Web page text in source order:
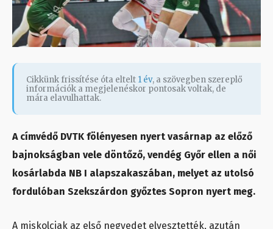
Cikkünk frissítése óta eltelt 1 év, a szövegben szereplő
információk a megjelenéskor pontosak voltak, de
mára elavulhattak.
A címvédő DVTK fölényesen nyert vasárnap az előző
bajnokságban vele döntőző, vendég Győr ellen a női
kosárlabda NB I alapszakaszában, melyet az utolsó
fordulóban Szekszárdon győztes Sopron nyert meg.
A miskolciak az első negyedet elvesztették, azután